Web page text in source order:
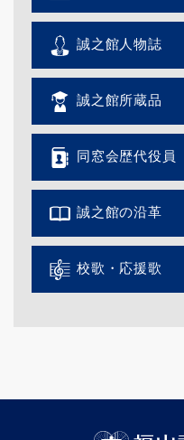
誠之館人物誌
誠之館所蔵品
同窓会歴代役員
誠之館の沿革
校歌・応援歌